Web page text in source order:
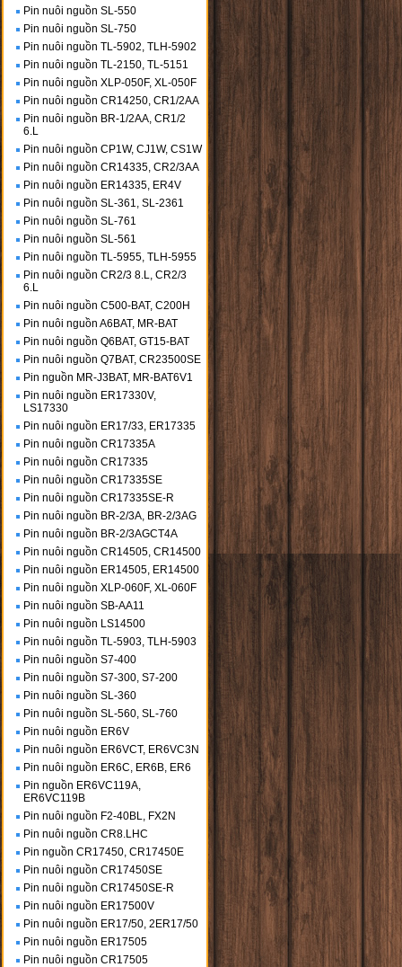
Pin nuôi nguồn SL-550
Pin nuôi nguồn SL-750
Pin nuôi nguồn TL-5902, TLH-5902
Pin nuôi nguồn TL-2150, TL-5151
Pin nuôi nguồn XLP-050F, XL-050F
Pin nuôi nguồn CR14250, CR1/2AA
Pin nuôi nguồn BR-1/2AA, CR1/2
6.L
Pin nuôi nguồn CP1W, CJ1W, CS1W
Pin nuôi nguồn CR14335, CR2/3AA
Pin nuôi nguồn ER14335, ER4V
Pin nuôi nguồn SL-361, SL-2361
Pin nuôi nguồn SL-761
Pin nuôi nguồn SL-561
Pin nuôi nguồn TL-5955, TLH-5955
Pin nuôi nguồn CR2/3 8.L, CR2/3
6.L
Pin nuôi nguồn C500-BAT, C200H
Pin nuôi nguồn A6BAT, MR-BAT
Pin nuôi nguồn Q6BAT, GT15-BAT
Pin nuôi nguồn Q7BAT, CR23500SE
Pin nguồn MR-J3BAT, MR-BAT6V1
Pin nuôi nguồn ER17330V,
LS17330
Pin nuôi nguồn ER17/33, ER17335
Pin nuôi nguồn CR17335A
Pin nuôi nguồn CR17335
Pin nuôi nguồn CR17335SE
Pin nuôi nguồn CR17335SE-R
Pin nuôi nguồn BR-2/3A, BR-2/3AG
Pin nuôi nguồn BR-2/3AGCT4A
Pin nuôi nguồn CR14505, CR14500
Pin nuôi nguồn ER14505, ER14500
Pin nuôi nguồn XLP-060F, XL-060F
Pin nuôi nguồn SB-AA11
Pin nuôi nguồn LS14500
Pin nuôi nguồn TL-5903, TLH-5903
Pin nuôi nguồn S7-400
Pin nuôi nguồn S7-300, S7-200
Pin nuôi nguồn SL-360
Pin nuôi nguồn SL-560, SL-760
Pin nuôi nguồn ER6V
Pin nuôi nguồn ER6VCT, ER6VC3N
Pin nuôi nguồn ER6C, ER6B, ER6
Pin nguồn ER6VC119A,
ER6VC119B
Pin nuôi nguồn F2-40BL, FX2N
Pin nuôi nguồn CR8.LHC
Pin nguồn CR17450, CR17450E
Pin nuôi nguồn CR17450SE
Pin nuôi nguồn CR17450SE-R
Pin nuôi nguồn ER17500V
Pin nuôi nguồn ER17/50, 2ER17/50
Pin nuôi nguồn ER17505
Pin nuôi nguồn CR17505